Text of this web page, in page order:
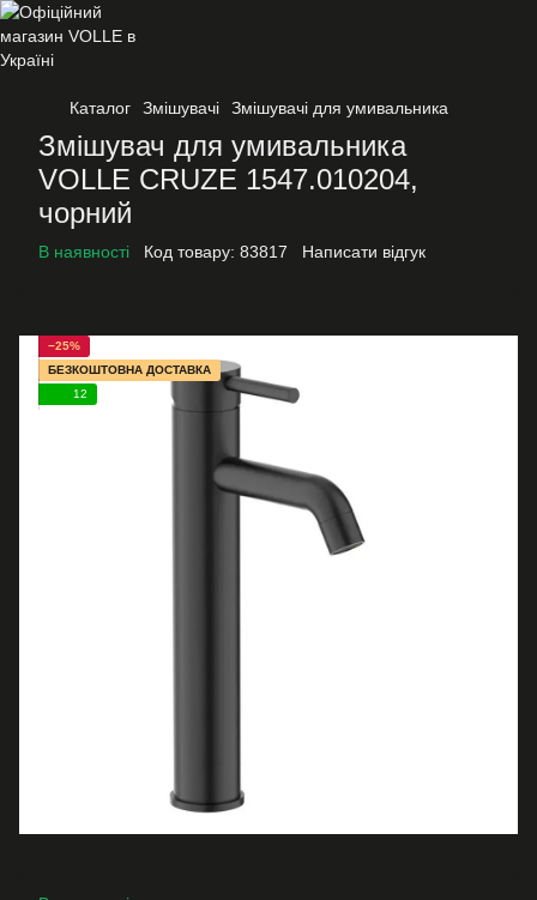
Каталог Змішувачі Змішувачі для умивальника
Змішувач для умивальника
VOLLE CRUZE 1547.010204,
чорний
В наявності Код товару: 83817 Написати відгук
−25%
БЕЗКОШТОВНА ДОСТАВКА
12